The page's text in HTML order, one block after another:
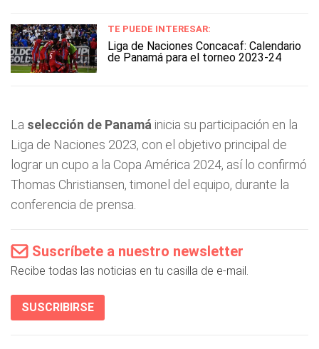
TE PUEDE INTERESAR:
Liga de Naciones Concacaf: Calendario
de Panamá para el torneo 2023-24
La selección de Panamá inicia su participación en la
Liga de Naciones 2023, con el objetivo principal de
lograr un cupo a la Copa América 2024, así lo confirmó
Thomas Christiansen, timonel del equipo, durante la
conferencia de prensa.
Suscríbete a nuestro newsletter
Recibe todas las noticias en tu casilla de e-mail.
SUSCRIBIRSE